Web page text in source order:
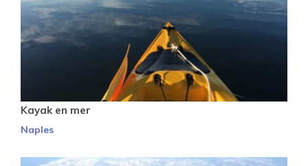
Kayak en mer
Naples